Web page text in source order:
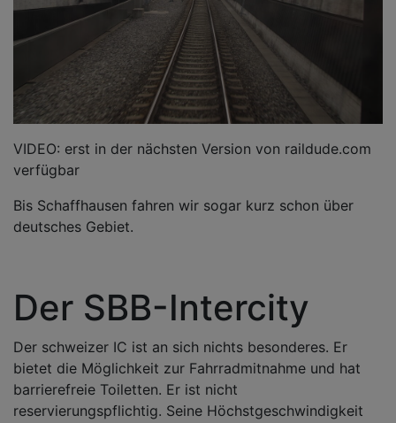
VIDEO: erst in der nächsten Version von raildude.com
verfügbar
Bis Schaffhausen fahren wir sogar kurz schon über
deutsches Gebiet.
Der SBB-Intercity
Der schweizer IC ist an sich nichts besonderes. Er
bietet die Möglichkeit zur Fahrradmitnahme und hat
barrierefreie Toiletten. Er ist nicht
reservierungspflichtig. Seine Höchstgeschwindigkeit